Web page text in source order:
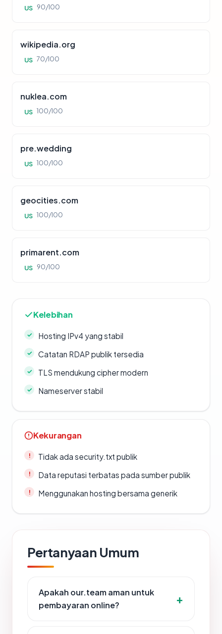
US 90/100
wikipedia.org
US 70/100
nuklea.com
US 100/100
pre.wedding
US 100/100
geocities.com
US 100/100
primarent.com
US 90/100
Kelebihan
Hosting IPv4 yang stabil
Catatan RDAP publik tersedia
TLS mendukung cipher modern
Nameserver stabil
Kekurangan
Tidak ada security.txt publik
Data reputasi terbatas pada sumber publik
Menggunakan hosting bersama generik
Pertanyaan Umum
Apakah our.team aman untuk
pembayaran online?